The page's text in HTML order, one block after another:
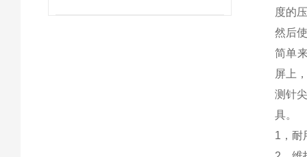
度的
然后
简单
屏上
测针
具。
1，耐